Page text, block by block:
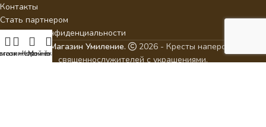
Контакты
Стать партнером
Политика конфиденциальности
Интернет Магазин Умиление.
2026 - Кресты наперсные для
священнослужителей с украшениями.
желаний
Корзина
Мой аккаунт